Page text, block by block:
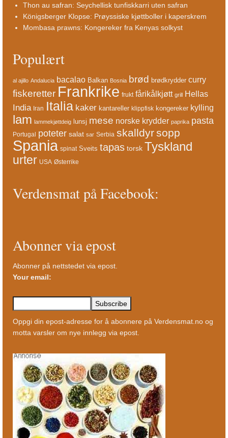
Thon au safran: Seychellisk tunfiskkarri uten safran
Königsberger Klopse: Prøyssiske kjøttboller i kaperskrem
Mombasa prawns: Kongereker fra Kenyas solkyst
Populært
al ajillo Andalucia bacalao Balkan Bosnia brød brødkrydder curry
fiskeretter Frankrike frukt fårikålkjøtt grill Hellas
India Iran Italia kaker kantareller klippfisk kongereker kylling
lam lammekjøttdeig lunsj mese norske krydder paprika pasta
Portugal poteter salat sar Serbia skalldyrsopp
Spania spinat Sveits tapas torsk Tyskland
urter USA Østerrike
Verdensmat på Facebook:
Abonner via epost
Abonner på nettstedet via epost.
Your email:
Oppgi din epost-adresse for å abonnere på Verdensmat.no og
motta varsler om nye innlegg via epost.